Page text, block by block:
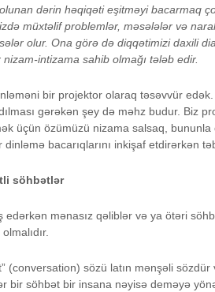
dərin həqiqəti eşitməyi bacarmaq
müxtəlif problemlər, məsələlər və
olur. Ona görə də diqqətimizi daxili
nizam-intizama sahib olmağı tələb edir.
bir projektor olaraq təsəvvür
gərəkən şey də məhz budur. Biz
üçün özümüzü nizama salsaq, bununla
dinləmə bacarıqlarını inkişaf etdirərkən
söhbətlər
edərkən mənasız qəliblər və ya ötəri
(conversation) sözü latın mənşəli sözdür
bir söhbət bir insana nəyisə deməyə